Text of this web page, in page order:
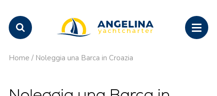
Home / Noleggia una Barca in Croazia